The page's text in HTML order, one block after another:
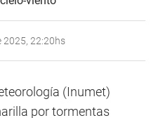
2025, 22:20hs
(Inumet)
por tormentas